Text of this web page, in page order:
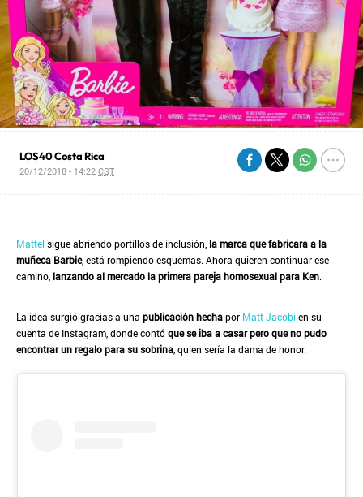
LOS40 Costa Rica
20/12/2018 - 14:22CST
Mattel sigue abriendo portillos de inclusión, la marca que fabricara a la
muñeca Barbie, está rompiendo esquemas. Ahora quieren continuar ese
camino, lanzando al mercado la primera pareja homosexual para Ken.
La idea surgió gracias a una publicación hechapor Matt Jacobi en su
cuenta de Instagram, donde contóque se iba a casar pero que no pudo
encontrar un regalo para su sobrina , quien sería la dama de honor.